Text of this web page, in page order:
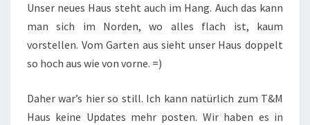
Unser neues Haus steht auch im Hang. Auch das kann
man sich im Norden, wo alles flach ist, kaum
vorstellen. Vom Garten aus sieht unser Haus doppelt
so hoch aus wie von vorne. =)
Daher war’s hier so still. Ich kann natürlich zum T&M
Haus keine Updates mehr posten. Wir haben es in